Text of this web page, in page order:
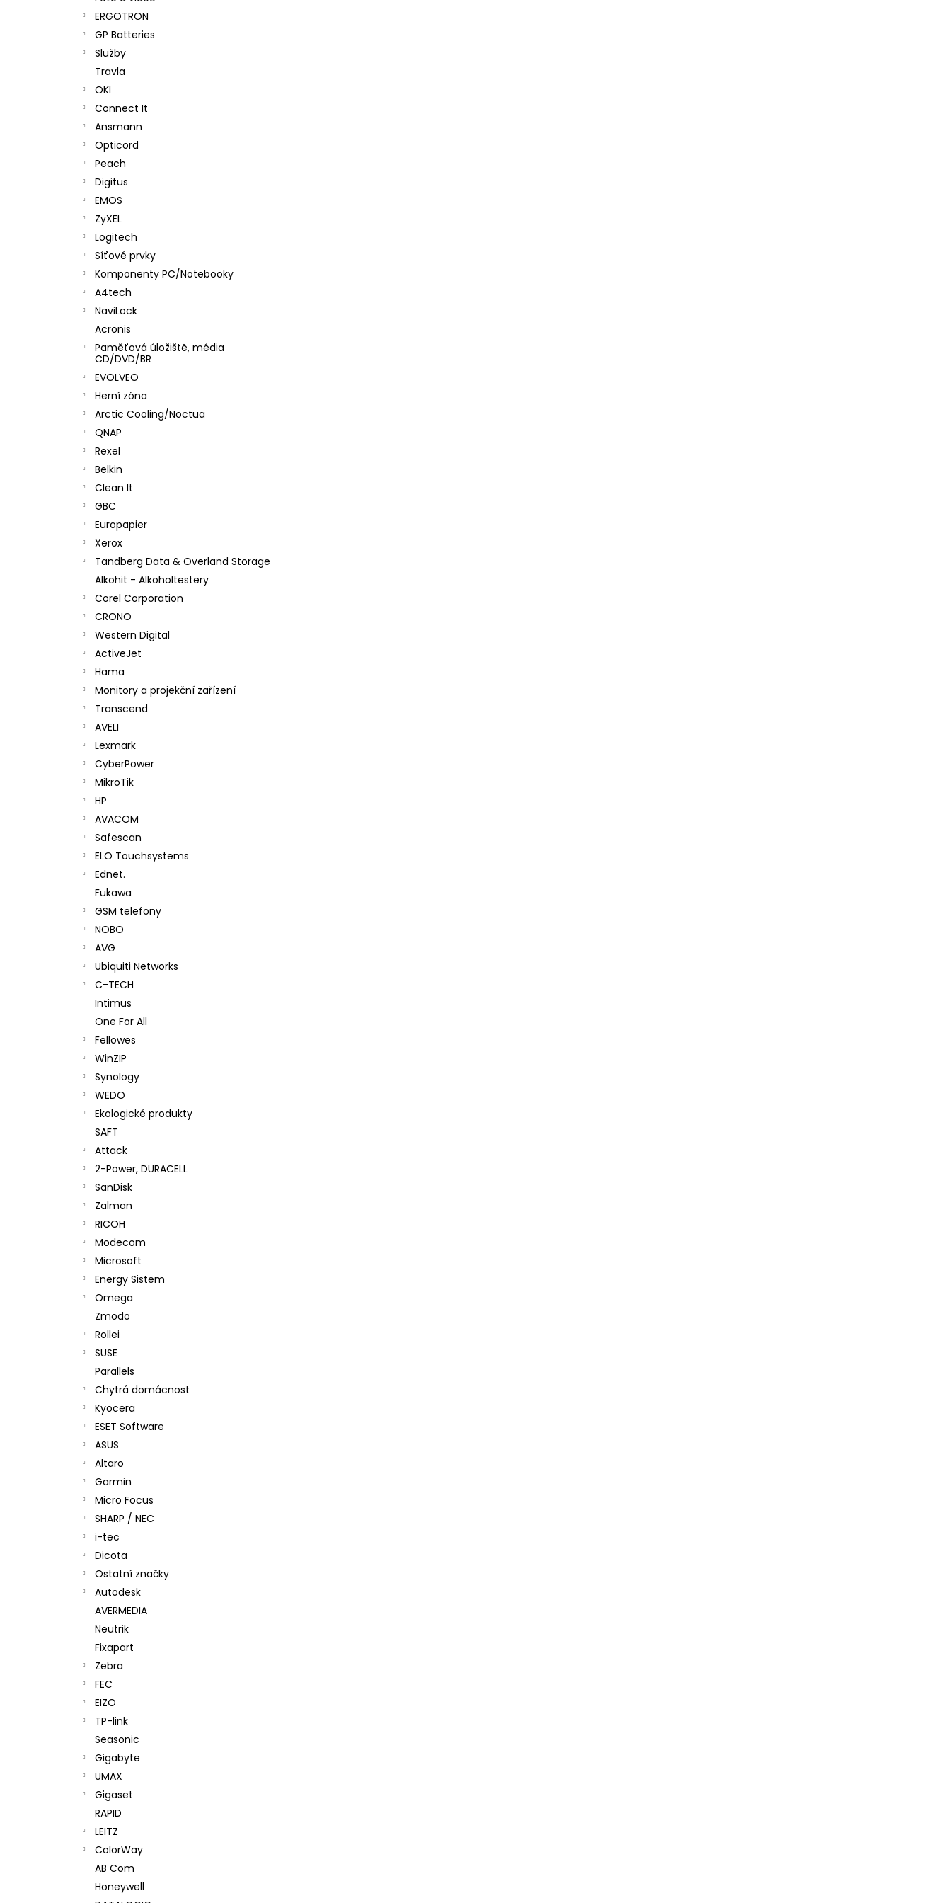
ERGOTRON
GP Batteries
Služby
Travla
OKI
Connect It
Ansmann
Opticord
Peach
Digitus
EMOS
ZyXEL
Logitech
Síťové prvky
Komponenty PC/Notebooky
A4tech
NaviLock
Acronis
Paměťová úložiště, média
CD/DVD/BR
EVOLVEO
Herní zóna
Arctic Cooling/Noctua
QNAP
Rexel
Belkin
Clean It
GBC
Europapier
Xerox
Tandberg Data & Overland Storage
Alkohit - Alkoholtestery
Corel Corporation
CRONO
Western Digital
ActiveJet
Hama
Monitory a projekční zařízení
Transcend
AVELI
Lexmark
CyberPower
MikroTik
HP
AVACOM
Safescan
ELO Touchsystems
Ednet.
Fukawa
GSM telefony
NOBO
AVG
Ubiquiti Networks
C-TECH
Intimus
One For All
Fellowes
WinZIP
Synology
WEDO
Ekologické produkty
SAFT
Attack
2-Power, DURACELL
SanDisk
Zalman
RICOH
Modecom
Microsoft
Energy Sistem
Omega
Zmodo
Rollei
SUSE
Parallels
Chytrá domácnost
Kyocera
ESET Software
ASUS
Altaro
Garmin
Micro Focus
SHARP / NEC
i-tec
Dicota
Ostatní značky
Autodesk
AVERMEDIA
Neutrik
Fixapart
Zebra
FEC
EIZO
TP-link
Seasonic
Gigabyte
UMAX
Gigaset
RAPID
LEITZ
ColorWay
AB Com
Honeywell